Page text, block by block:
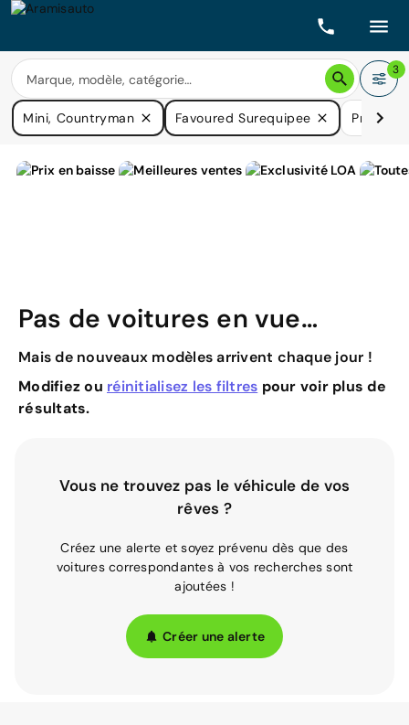
3
Mini, Countryman Favoured Surequipee Prix
Pas de voitures en vue…
Mais de nouveaux modèles arrivent chaque jour !
Modifiez ou réinitialisez les filtres pour voir plus de
résultats.
Vous ne trouvez pas le véhicule de vos
rêves ?
Créez une alerte et soyez prévenu dès que des
voitures correspondantes à vos recherches sont
ajoutées !
Créer une alerte